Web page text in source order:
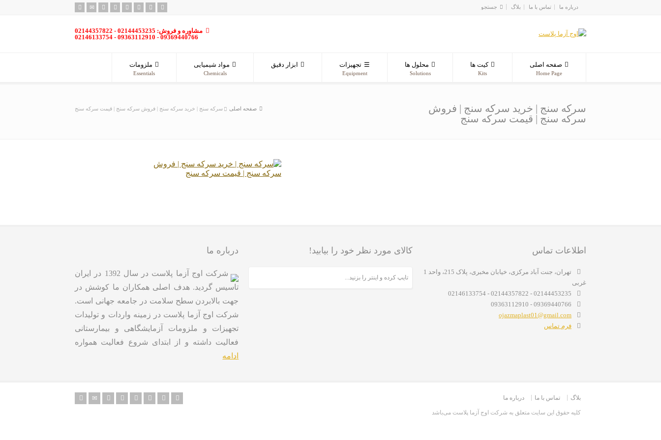
درباره ما تماس با ما بلاگ
مشاوره و فروش: 02144453235 - 02144357822
09369440766 - 09363112910 - 02146133754
صفحه اصلی
Home Page
کیت ها
Kits
محلول ها
Solutions
تجهیزات
Equipment
ابزار دقیق مواد شیمیایی
Chemicals
ملزومات
Essentials
سرکه سنج | خرید سرکه سنج | فروش
سرکه سنج | قیمت سرکه سنج
صفحه اصلی سرکه سنج | خرید سرکه سنج | فروش سرکه سنج | قیمت سرکه سنج
اطلاعات تماس
تهران، جنت آباد مرکزی، خیابان مخبری، پلاک 215، واحد 1
غربی
02144453235 - 02144357822 - 02146133754
09369440766 - 09363112910
ojazmaplast01@gmail.com
فرم تماس
کالای مورد نظر خود را بیابید! درباره ما
شرکت اوج آزما پلاست در سال 1392 در ایران
تاسیس گردید. هدف اصلی همکاران ما کوشش در
جهت بالابردن سطح سلامت در جامعه جهانی است.
شرکت اوج آزما پلاست در زمینه واردات و تولیدات
تجهیزات و ملزومات آزمایشگاهی و بیمارستانی
فعالیت داشته و از ابتدای شروع فعالیت همواره
ادامه
درباره ما تماس با ما بلاگ
کليه حقوق اين سايت متعلق به شرکت اوج آزما پلاست می‌باشد